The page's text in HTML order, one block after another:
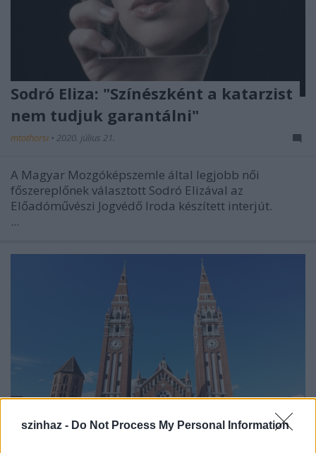
szinhaz - Do Not Process My Personal Information
Sodró Eliza: "Színészként a katarzist
nem tudjuk garantálni"
mtothorsi • 2020. július 21.
A Magyar Mozgóképszemle által legjobb női
főszereplőnek választott Sodró Elizával az
Előadóművészi Jogvédő Iroda készített interjút.
...